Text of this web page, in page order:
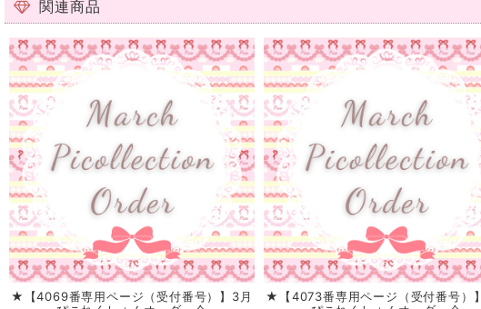
関連商品
★【4069番専用ページ（受付番号）】3月
★【4073番専用ページ（受付番号）